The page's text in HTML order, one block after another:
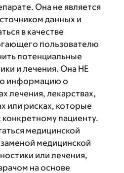
Она не является
данных и
в качестве
пользователю
потенциальные
и лечения. Она НЕ
информацию о
лечения, лекарствах,
или рисках, которые
конкретному пациенту.
медицинской
медицинской
или лечения,
на основе